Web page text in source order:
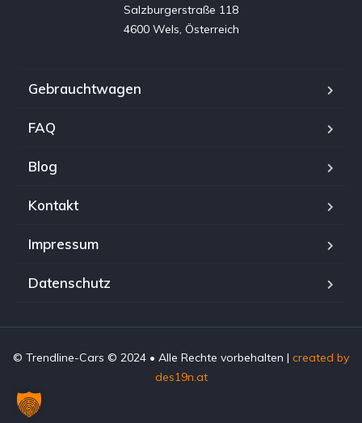
Salzburgerstraße 118
4600 Wels, Österreich
Gebrauchtwagen
FAQ
Blog
Kontakt
Impressum
Datenschutz
© Trendline-Cars © 2024 • Alle Rechte vorbehalten | created by
des19n.at